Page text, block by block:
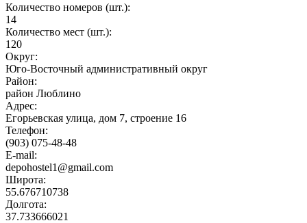
Количество номеров (шт.):
14
Количество мест (шт.):
120
Округ:
Юго-Восточный административный округ
Район:
район Люблино
Адрес:
Егорьевская улица, дом 7, строение 16
Телефон:
(903) 075-48-48
E-mail:
depohostel1@gmail.com
Широта:
55.676710738
Долгота:
37.733666021